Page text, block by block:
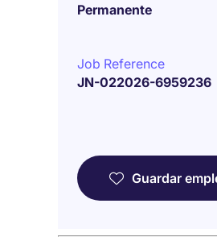
Permanente
Job Reference
JN-022026-6959236
Guardar